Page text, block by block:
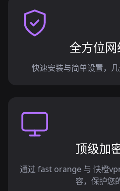
全方位
快速安装与简单设置，几
顶级加
通过 fast orange 与 快橙
容，保护您